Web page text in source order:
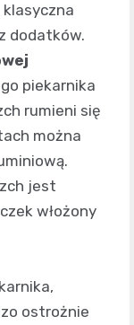
klasyczna
dodatków.
piekarnika
rumieni się
można
jest
włożony
ostrożnie